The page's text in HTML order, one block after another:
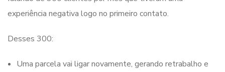
experiência negativa logo no primeiro contato.
Desses 300:
Uma parcela vai ligar novamente, gerando retrabalho e